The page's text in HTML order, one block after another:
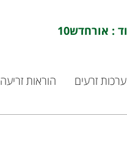
ערכות זרעים הוראות זריעה